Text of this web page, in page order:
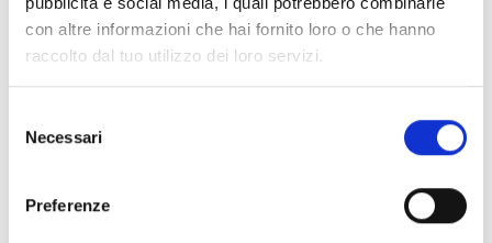
con altre informazioni che hai fornito loro o che hanno
raccolto dal tuo utilizzo dei loro servizi.
delNecessari
Preferenze
Dieses Produkt ist in folgenden
Ausführungen erhältlich